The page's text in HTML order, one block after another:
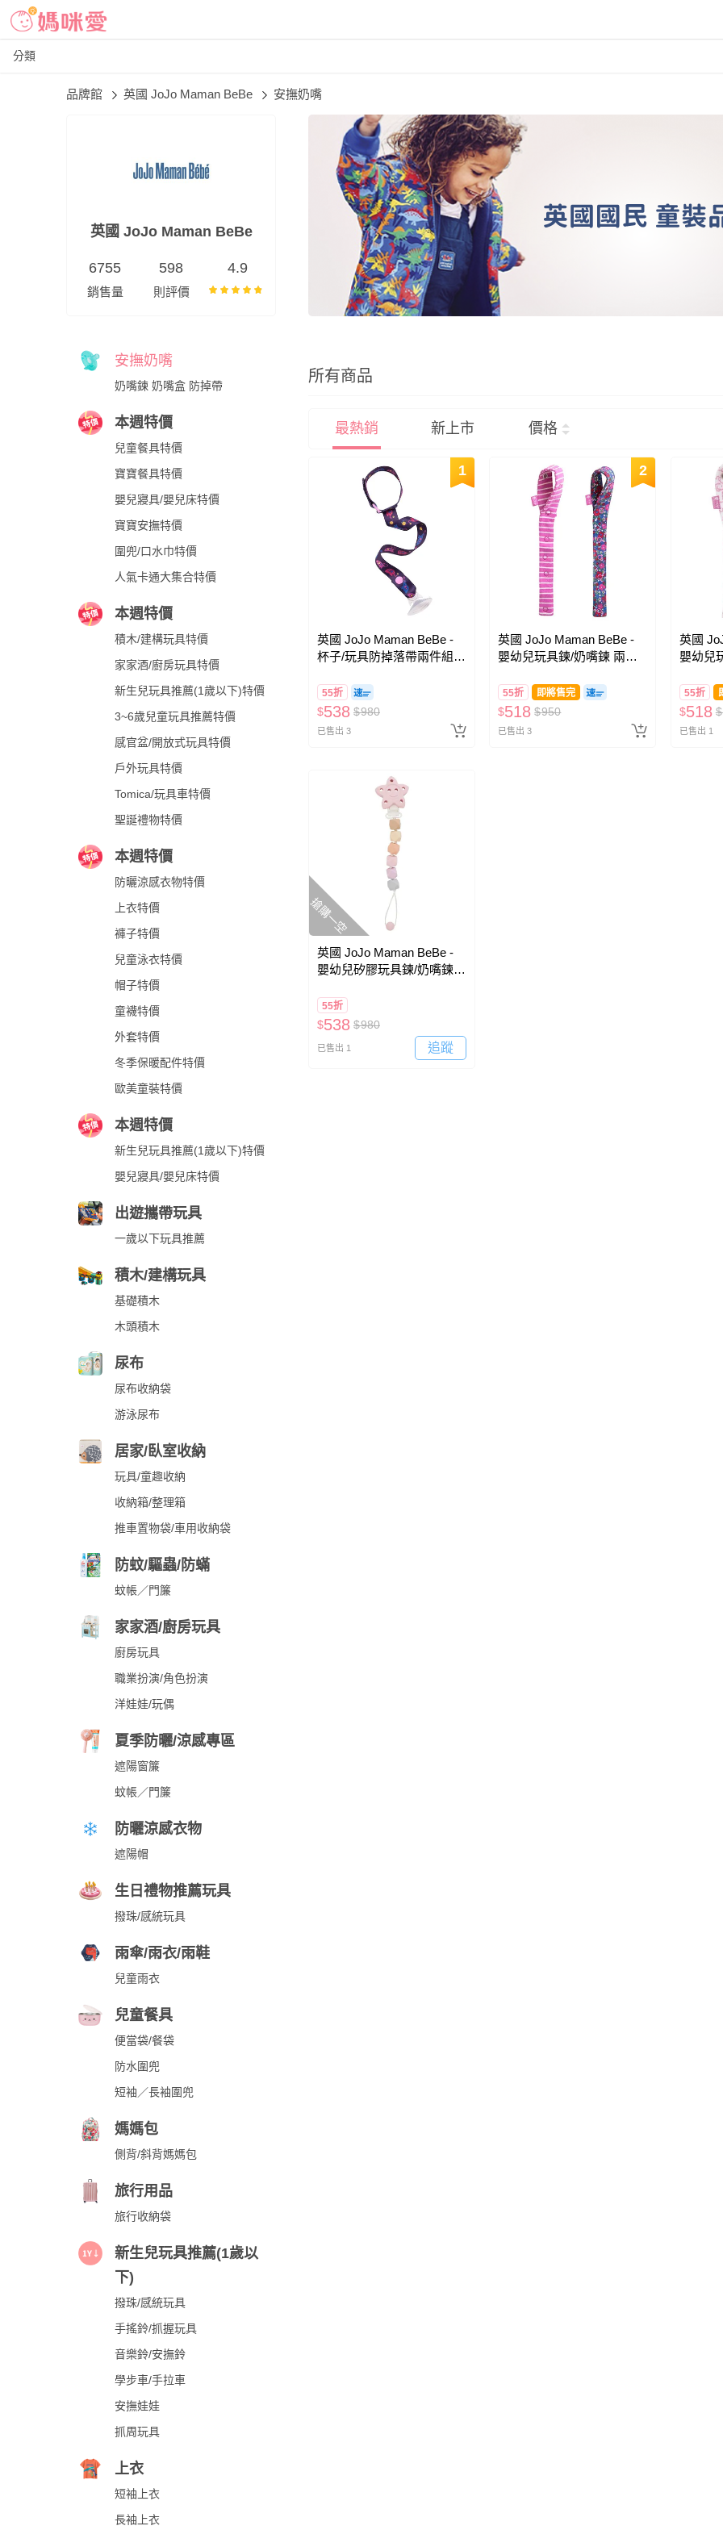
分類
品牌館 英國 JoJo Maman BeBe 安撫奶嘴
英國 JoJo Maman BeBe
6755
銷售量
598
則評價
4.9
安撫奶嘴
奶嘴鍊 奶嘴盒 防掉帶
本週特價
兒童餐具特價
寶寶餐具特價
嬰兒寢具/嬰兒床特價
寶寶安撫特價
圍兜/口水巾特價
人氣卡通大集合特價
本週特價
積木/建構玩具特價
家家酒/廚房玩具特價
新生兒玩具推薦(1歲以下)特價
3~6歲兒童玩具推薦特價
感官盆/開放式玩具特價
戶外玩具特價
Tomica/玩具車特價
聖誕禮物特價
本週特價
防曬涼感衣物特價
上衣特價
褲子特價
兒童泳衣特價
帽子特價
童襪特價
外套特價
冬季保暖配件特價
歐美童裝特價
本週特價
新生兒玩具推薦(1歲以下)特價
嬰兒寢具/嬰兒床特價
出遊攜帶玩具
一歲以下玩具推薦
積木/建構玩具
基礎積木
木頭積木
尿布
尿布收納袋
游泳尿布
居家/臥室收納
玩具/童趣收納
收納箱/整理箱
推車置物袋/車用收納袋
防蚊/驅蟲/防蟎
蚊帳／門簾
家家酒/廚房玩具
廚房玩具
職業扮演/角色扮演
洋娃娃/玩偶
夏季防曬/涼感專區
遮陽窗簾
蚊帳／門簾
防曬涼感衣物
遮陽帽
生日禮物推薦玩具
撥珠/感統玩具
雨傘/雨衣/雨鞋
兒童雨衣
兒童餐具
便當袋/餐袋
防水圍兜
短袖／長袖圍兜
媽媽包
側背/斜背媽媽包
旅行用品
旅行收納袋
新生兒玩具推薦(1歲以
下)
撥珠/感統玩具
手搖鈴/抓握玩具
音樂鈴/安撫鈴
學步車/手拉車
安撫娃娃
抓周玩具
上衣
短袖上衣
長袖上衣
所有商品
最熱銷 新上市 價格
1
英國 JoJo Maman BeBe -
杯子/玩具防掉落帶兩件組-
55折
$538 $980
已售出 3
2
英國 JoJo Maman BeBe -
嬰幼兒玩具鍊/奶嘴鍊 兩入
55折 即將售完
$518 $950
已售出 3
英國
嬰幼兒
55折
$518 $
已售出 1
搶購一空
英國 JoJo Maman BeBe -
嬰幼兒矽膠玩具鍊/奶嘴鍊-
55折
$538 $980
已售出 1 追蹤